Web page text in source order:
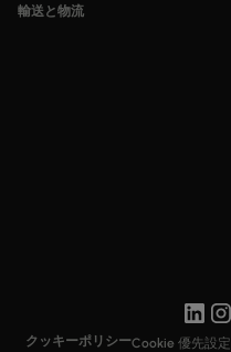
輸送と物流
クッキーポリシーCookie 優先設定